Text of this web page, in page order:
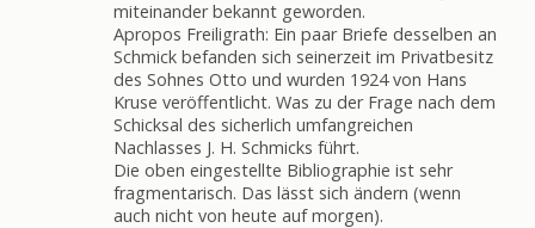
miteinander bekannt geworden.
Apropos Freiligrath: Ein paar Briefe desselben an
Schmick befanden sich seinerzeit im Privatbesitz
des Sohnes Otto und wurden 1924 von Hans
Kruse veröffentlicht. Was zu der Frage nach dem
Schicksal des sicherlich umfangreichen
Nachlasses J. H. Schmicks führt.
Die oben eingestellte Bibliographie ist sehr
fragmentarisch. Das lässt sich ändern (wenn
auch nicht von heute auf morgen).